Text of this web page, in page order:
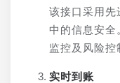
该接口采用先
中的信息安全
监控及风险控
实时到账